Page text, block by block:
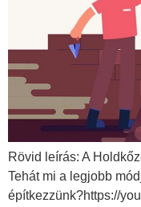
Rövid leírás: A
Tehát mi a legjobb
építkezzünk?https://